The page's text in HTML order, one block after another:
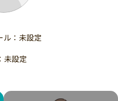
終了日が近い
国際協力
子ども・教育
フード・農業
文化
子ども・教育
ノリティ
宮城
秋田
ル：未設定
未設定